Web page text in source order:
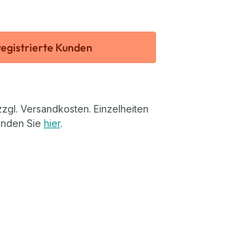
Kunden
Versandkosten. Einzelheiten
Sie hier.